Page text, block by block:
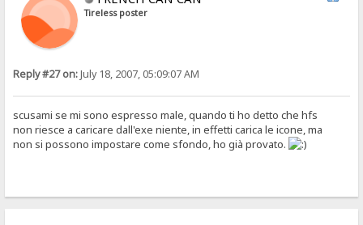
Tireless poster
Reply #27 on:July 18, 2007, 05:09:07 AM
scusami se mi sono espresso male, quando ti ho detto che hfs
non riesce a caricare dall'exe niente, in effetti carica le icone, ma
non si possono impostare come sfondo, ho già provato.